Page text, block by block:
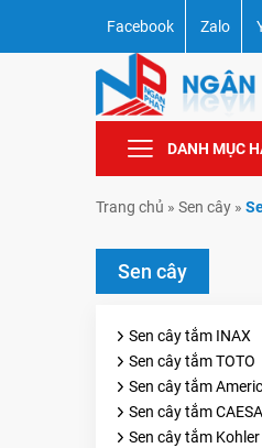
Facebook Zalo
DANH MỤC
Trang chủ » Sen cây »
Sen cây
Sen cây tắm INAX
Sen cây tắm TOTO
Sen cây tắm
Sen cây tắm
Sen cây tắm Kohler